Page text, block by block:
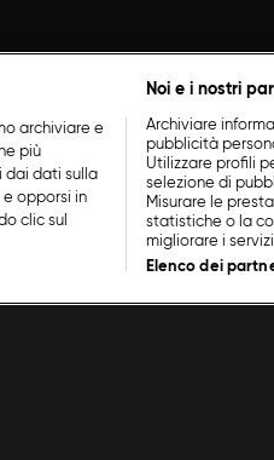
archiviare e
più
dai dati sulla
opporsi in
clic sul
Noi e i nostri
Archiviare
pubblicità
Utilizzare profili
selezione di
Misurare le
statistiche o la
migliorare i
Elenco dei